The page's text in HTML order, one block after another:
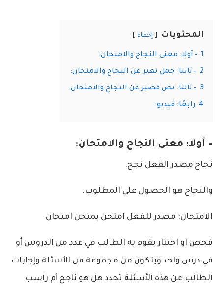
المحتويات إخفاء
1 – أولا: معنى النجاح والامتحان:
2 – ثانيا: جمل تعبر عن النجاح والامتحان:
3 – ثالثا: نص قصير عن النجاح والامتحان:
4 رابعًا: فيديو:
– أولا: معنى النجاح والامتحان:
نجاح مصدر الفعل نجح.
والنجاح هو الحصول على المطلوب.
الامتحان: مصدر للفعل امتحن يمتحن امتحان
فحص او احتبار يقوم به الطالب في عدد من الدروس أو
في درس واحد ويتكون من مجموعة من الأسئلة وإجابات
الطالب عن هذه الأسئلة تحدد هل هو ناجح أم راسب